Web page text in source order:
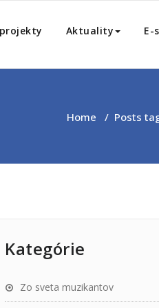
Aktuality E-
Home / Posts
Kategórie
Zo sveta muzikantov